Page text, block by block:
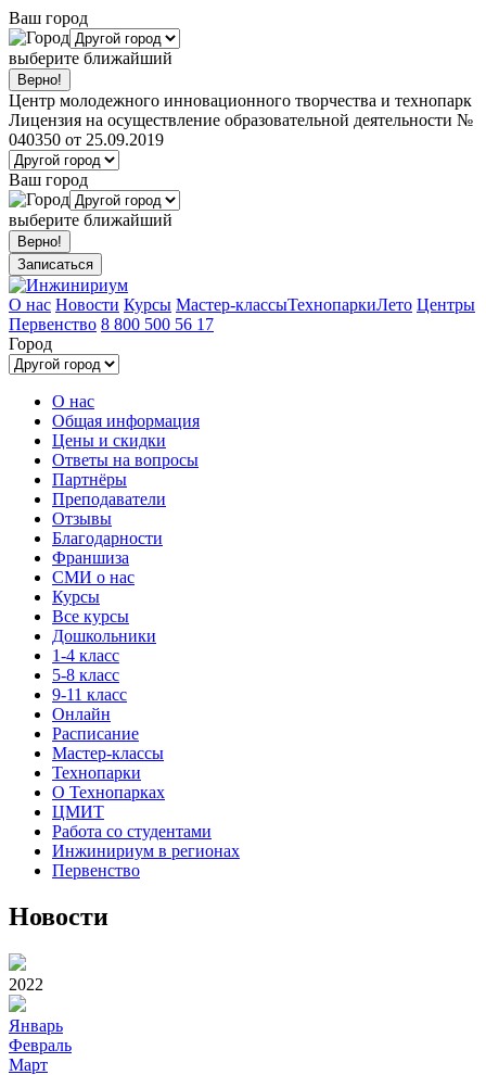
Ваш город
выберите ближайший
Центр молодежного инновационного творчества и технопарк
Лицензия на осуществление образовательной деятельности №
040350 от 25.09.2019
Ваш город
выберите ближайший
Записаться
О нас Новости Курсы Мастер-классыТехнопаркиЛето Центры
Первенство 8 800 500 56 17
Город
О нас
Общая информация
Цены и скидки
Ответы на вопросы
Партнёры
Преподаватели
Отзывы
Благодарности
Франшиза
СМИ о нас
Курсы
Все курсы
Дошкольники
1-4 класс
5-8 класс
9-11 класс
Онлайн
Расписание
Мастер-классы
Технопарки
О Технопарках
ЦМИТ
Работа со студентами
Инжинириум в регионах
Первенство
Новости
2022
Январь
Февраль
Март